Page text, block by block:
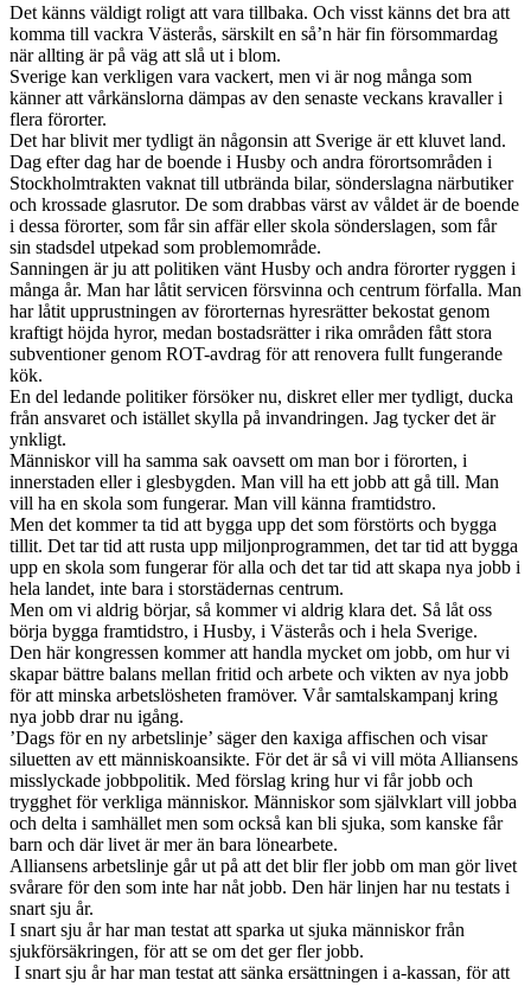
Det känns väldigt roligt att vara tillbaka. Och visst känns det bra att
komma till vackra Västerås, särskilt en så’n här fin försommardag
när allting är på väg att slå ut i blom.
Sverige kan verkligen vara vackert, men vi är nog många som
känner att vårkänslorna dämpas av den senaste veckans kravaller i
flera förorter.
Det har blivit mer tydligt än någonsin att Sverige är ett kluvet land.
Dag efter dag har de boende i Husby och andra förortsområden i
Stockholmtrakten vaknat till utbrända bilar, sönderslagna närbutiker
och krossade glasrutor. De som drabbas värst av våldet är de boende
i dessa förorter, som får sin affär eller skola sönderslagen, som får
sin stadsdel utpekad som problemområde.
Sanningen är ju att politiken vänt Husby och andra förorter ryggen i
många år. Man har låtit servicen försvinna och centrum förfalla. Man
har låtit upprustningen av förorternas hyresrätter bekostat genom
kraftigt höjda hyror, medan bostadsrätter i rika områden fått stora
subventioner genom ROT-avdrag för att renovera fullt fungerande
kök.
En del ledande politiker försöker nu, diskret eller mer tydligt, ducka
från ansvaret och istället skylla på invandringen. Jag tycker det är
ynkligt.
Människor vill ha samma sak oavsett om man bor i förorten, i
innerstaden eller i glesbygden. Man vill ha ett jobb att gå till. Man
vill ha en skola som fungerar. Man vill känna framtidstro.
Men det kommer ta tid att bygga upp det som förstörts och bygga
tillit. Det tar tid att rusta upp miljonprogrammen, det tar tid att bygga
upp en skola som fungerar för alla och det tar tid att skapa nya jobb i
hela landet, inte bara i storstädernas centrum.
Men om vi aldrig börjar, så kommer vi aldrig klara det. Så låt oss
börja bygga framtidstro, i Husby, i Västerås och i hela Sverige.
Den här kongressen kommer att handla mycket om jobb, om hur vi
skapar bättre balans mellan fritid och arbete och vikten av nya jobb
för att minska arbetslösheten framöver. Vår samtalskampanj kring
nya jobb drar nu igång.
’Dags för en ny arbetslinje’ säger den kaxiga affischen och visar
siluetten av ett människoansikte. För det är så vi vill möta Alliansens
misslyckade jobbpolitik. Med förslag kring hur vi får jobb och
trygghet för verkliga människor. Människor som självklart vill jobba
och delta i samhället men som också kan bli sjuka, som kanske får
barn och där livet är mer än bara lönearbete.
Alliansens arbetslinje går ut på att det blir fler jobb om man gör livet
svårare för den som inte har nåt jobb. Den här linjen har nu testats i
snart sju år.
I snart sju år har man testat att sparka ut sjuka människor från
sjukförsäkringen, för att se om det ger fler jobb.
I snart sju år har man testat att sänka ersättningen i a-kassan, för att